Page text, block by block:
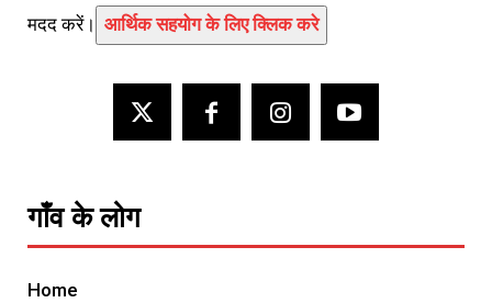
मदद करें। आर्थिक सहयोग के लिए क्लिक करे
गाँव के लोग
Home